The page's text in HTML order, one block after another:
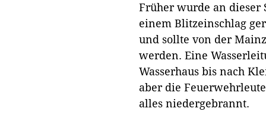
Früher wurde an dieser
einem Blitzeinschlag
und sollte von der
werden. Eine
Wasserhaus bis nach
aber die
alles niedergebrannt.